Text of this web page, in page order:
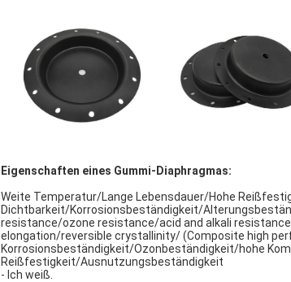
Eigenschaften eines Gummi-Diaphragmas:
Weite Temperatur/Lange Lebensdauer/Hohe
Dichtbarkeit/Korrosionsbeständigkeit/
resistance/ozone resistance/acid and alkali
elongation/reversible crystallinity/ (Composite high
Korrosionsbeständigkeit/Ozonbeständigkeit/hohe
Reißfestigkeit/Ausnutzungsbeständigkeit
- Ich weiß.